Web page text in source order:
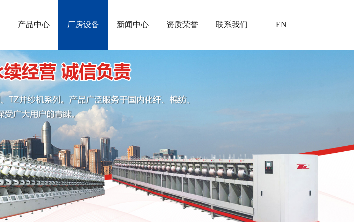
产品中心 厂房设备 新闻中心 资质荣誉 联系我们 EN